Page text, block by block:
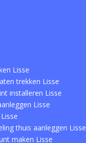
Lisse
trekken Lisse
installeren Lisse
Lisse
thuis aanleggen Lisse
maken Lisse